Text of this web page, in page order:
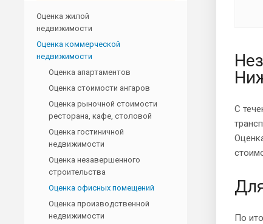
С
По
Оценка жилой
недвижимости
Оценка коммерческой
недвижимости
Оценка апартаментов
Оценка стоимости ангаров
Оценка рыночной стоимости
ресторана, кафе, столовой
Оценка гостиничной
недвижимости
Оценка незавершенного
строительства
Оценка офисных помещений
Оценка производственной
недвижимости